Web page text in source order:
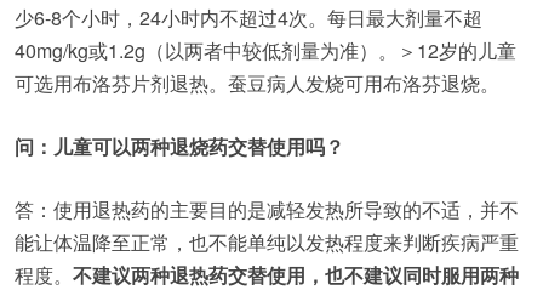
少6-8个小时，24小时内不超过4次。每日最大剂量不超
40mg/kg或1.2g（以两者中较低剂量为准）。＞12岁的儿童
可选用布洛芬片剂退热。蚕豆病人发烧可用布洛芬退烧。
问：儿童可以两种退烧药交替使用吗？
答：使用退热药的主要目的是减轻发热所导致的不适，并不
能让体温降至正常，也不能单纯以发热程度来判断疾病严重
程度。 不建议两种退热药交替使用，也不建议同时服用两种